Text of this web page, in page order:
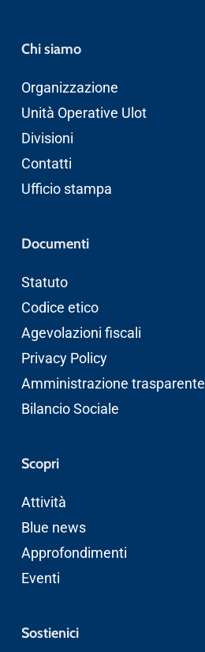
Chi siamo
Organizzazione
Unità Operative Ulot
Divisioni
Contatti
Ufficio stampa
Documenti
Statuto
Codice etico
Agevolazioni fiscali
Privacy Policy
Amministrazione trasparente
Bilancio Sociale
Scopri
Attività
Blue news
Approfondimenti
Eventi
Sostienici